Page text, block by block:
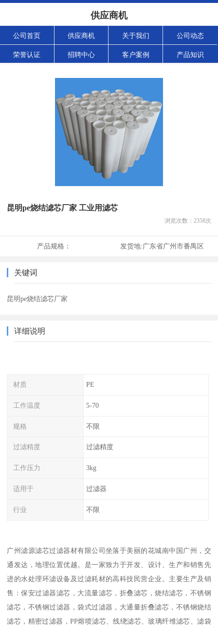
供应商机
公司首页 供应商机 关于我们 公司动态
荣誉认证 招聘中心 客户案例 产品知识
昆明pe烧结滤芯厂家 工业用滤芯
浏览次数： 2358次
产品规格： 发货地:广东省广州市番禺区
关键词
昆明pe烧结滤芯厂家
详细说明
材质 PE
工作温度 5-70
规格 不限
过滤精度 过滤精度
工作压力 3kg
适用于 过滤器
行业 不限
广州滤源滤芯过滤器材有限公司坐落于美丽的花城南中国广州，交
通发达，地理位置优越。是一家致力于开发、设计、生产和销售先
进的水处理环滤设备及过滤耗材的高科技民营企业。主要生产及销
售：保安过滤器滤芯，大流量滤芯，折叠滤芯，烧结滤芯，不锈钢
滤芯，不锈钢过滤器，袋式过滤器，大通量折叠滤芯，不锈钢烧结
滤芯，精密过滤器，PP熔喷滤芯、线绕滤芯、玻璃纤维滤芯、滤袋